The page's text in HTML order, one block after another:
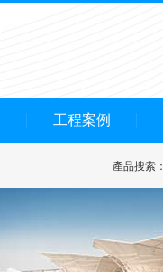
工程案例
產品搜索：